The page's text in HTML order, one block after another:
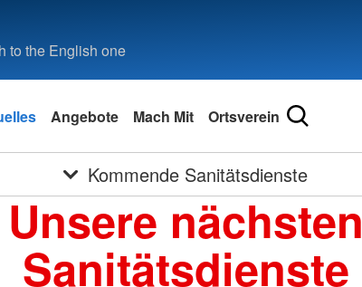
to the English one
Angebote Mach Mit Ortsverein
Kommende Sanitätsdienste
Unsere nächsten
Sanitätsdienste